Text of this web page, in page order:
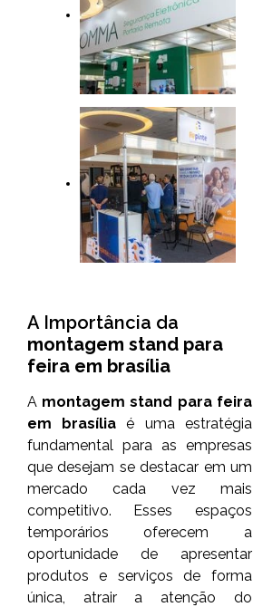
A Importância da
montagem stand para
feira em brasília
A montagem stand para feira
em brasília é uma estratégia
fundamental para as empresas
que desejam se destacar em um
mercado cada vez mais
competitivo. Esses espaços
temporários oferecem a
oportunidade de apresentar
produtos e serviços de forma
única, atrair a atenção do